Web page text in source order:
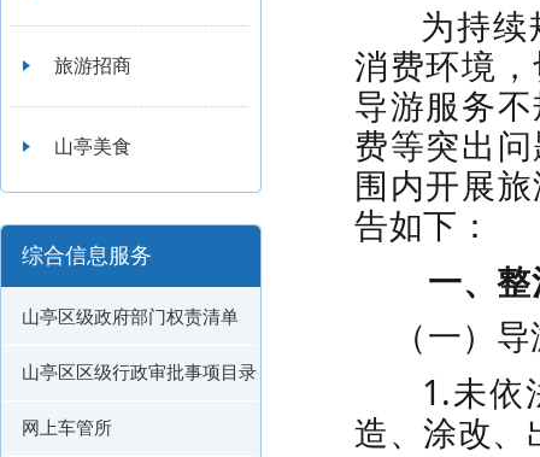
旅游招商
山亭美食
综合信息服务
山亭区级政府部门权责清单
山亭区区级行政审批事项目录
网上车管所
为持续
消费环境
导游服务
费等突出
围内开展
告如下：
一、
（一）
1.未依
造、涂改、